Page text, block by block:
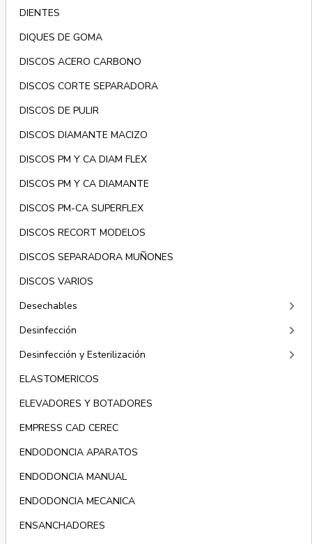
DIENTES
DIQUES DE GOMA
DISCOS ACERO CARBONO
DISCOS CORTE SEPARADORA
DISCOS DE PULIR
DISCOS DIAMANTE MACIZO
DISCOS PM Y CA DIAM FLEX
DISCOS PM Y CA DIAMANTE
DISCOS PM-CA SUPERFLEX
DISCOS RECORT MODELOS
DISCOS SEPARADORA MUÑONES
DISCOS VARIOS
Desechables
keyboard_arrow_right
Desinfección keyboard_arrow_right
Desinfección y Esterilización keyboard_arrow_right
ELASTOMERICOS
ELEVADORES Y BOTADORES
EMPRESS CAD CEREC
ENDODONCIA APARATOS
ENDODONCIA MANUAL
ENDODONCIA MECANICA
ENSANCHADORES